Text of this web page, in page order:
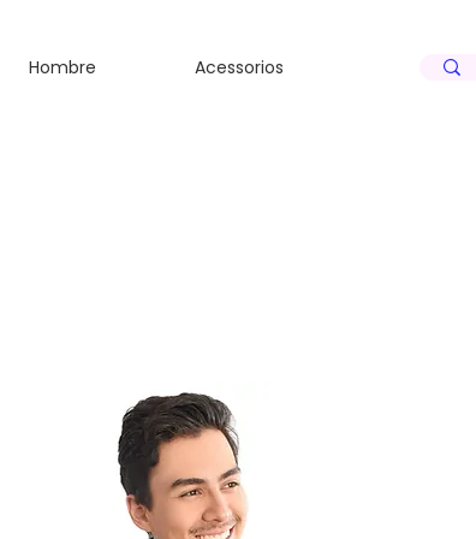
Hombre Acessorios